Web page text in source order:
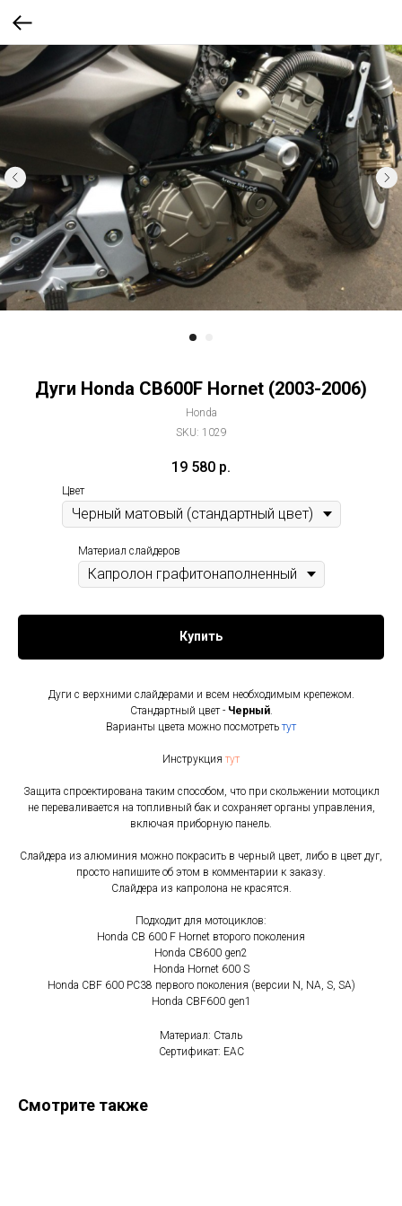
Дуги Honda CB600F Hornet (2003-2006)
Honda
SKU: 1029
19 580 р.
Цвет
Материал слайдеров
Купить
Дуги с верхними слайдерами и всем необходимым крепежом.
Стандартный цвет - Черный.
Варианты цвета можно посмотреть тут
Инструкция тут
Защита спроектирована таким способом, что при скольжении мотоцикл
не переваливается на топливный бак и сохраняет органы управления,
включая приборную панель.
Слайдера из алюминия можно покрасить в черный цвет, либо в цвет дуг,
просто напишите об этом в комментарии к заказу.
Слайдера из капролона не красятся.
Подходит для мотоциклов:
Honda CB 600 F Hornet второго поколения
Honda CB600 gen2
Honda Hornet 600 S
Honda CBF 600 PC38 первого поколения (версии N, NA, S, SA)
Honda CBF600 gen1
Материал: Сталь
Сертификат: EAC
Смотрите также